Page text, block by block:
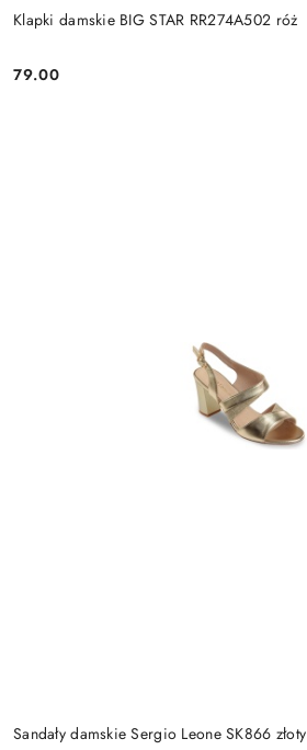
Klapki damskie BIG STAR RR274A502 róż
Cena:
79.00
Sandały damskie Sergio Leone SK866 złoty